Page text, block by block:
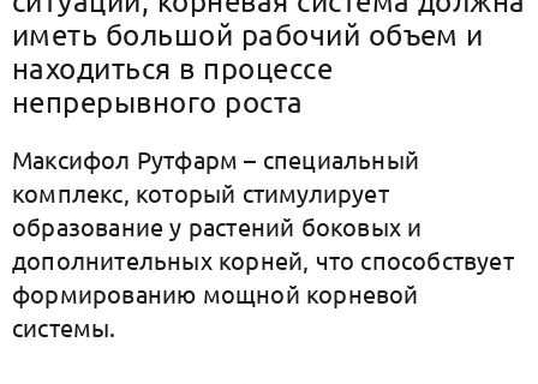
иметь большой рабочий объем и
находиться в процессе
непрерывного роста
Максифол Рутфарм – специальный
комплекс, который стимулирует
образование у растений боковых и
дополнительных корней, что способствует
формированию мощной корневой
системы.